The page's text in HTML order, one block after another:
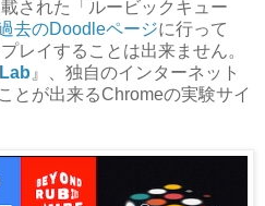
された「ルービックキュー
去のDoodleページに行って
レイすることは出来ません。
』、独自のインターネット
とが出来るChromeの実験サイ